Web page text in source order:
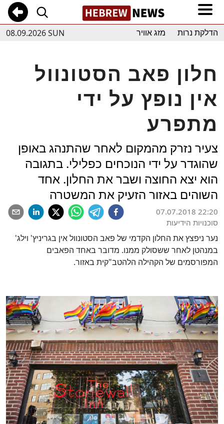
08.09.2026 SUN הדלקת נרות מזג אוויר
חלון פאב הסטונוול
אין נופץ על ידי
מתפרע
צעיר נזרק מהמקום לאחר שהתנהג באופן
שהוגדר על ידי הנוכחים כפלילי. בתגובה
הוא יצא החוצה ושבר את החלון. אחד
השוהים באזור הזעיק את המשטרה
07.07.2018 22:20
סוכנויות הידיעות
נער ניפצץ את החלון הקדמי של פאב הסטונוול אין בגריניץ' וילג'
במנהטן לאחר ששסולק ממנו. מדובר באחד הפאבים
המפורסמים של הקהילה הלהטב"קית באזור.